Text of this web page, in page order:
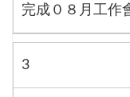
完成０８月工作
3